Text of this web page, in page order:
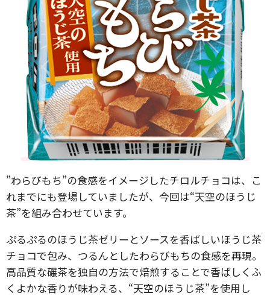
”わらびもち”の食感をイメージしたチロルチョコは、こ
れまでにも登場していましたが、今回は“天空のほうじ
茶”を組み合わせています。
ぷるぷるのほうじ茶ゼリーとソースを香ばしいほうじ茶
チョコで包み、つるんとしたわらびもちの食感を再現。
高品質な碾茶を独自の方法で焙煎することで香ばしくふ
くよかな香りが味わえる、“天空のほうじ茶”を使用し